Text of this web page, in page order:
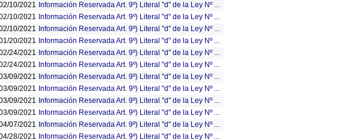
10/2021 Información Reservada Art. 9º) Literal "d" de la Ley Nº ...
10/2021 Información Reservada Art. 9º) Literal "d" de la Ley Nº ...
10/2021 Información Reservada Art. 9º) Literal "d" de la Ley Nº ...
20/2021 Información Reservada Art. 9º) Literal "d" de la Ley Nº ...
24/2021 Información Reservada Art. 9º) Literal "d" de la Ley Nº ...
24/2021 Información Reservada Art. 9º) Literal "d" de la Ley Nº ...
09/2021 Información Reservada Art. 9º) Literal "d" de la Ley Nº ...
09/2021 Información Reservada Art. 9º) Literal "d" de la Ley Nº ...
09/2021 Información Reservada Art. 9º) Literal "d" de la Ley Nº ...
09/2021 Información Reservada Art. 9º) Literal "d" de la Ley Nº ...
07/2021 Información Reservada Art. 9º) Literal "d" de la Ley Nº ...
28/2021 Información Reservada Art. 9º) Literal "d" de la Ley Nº ...